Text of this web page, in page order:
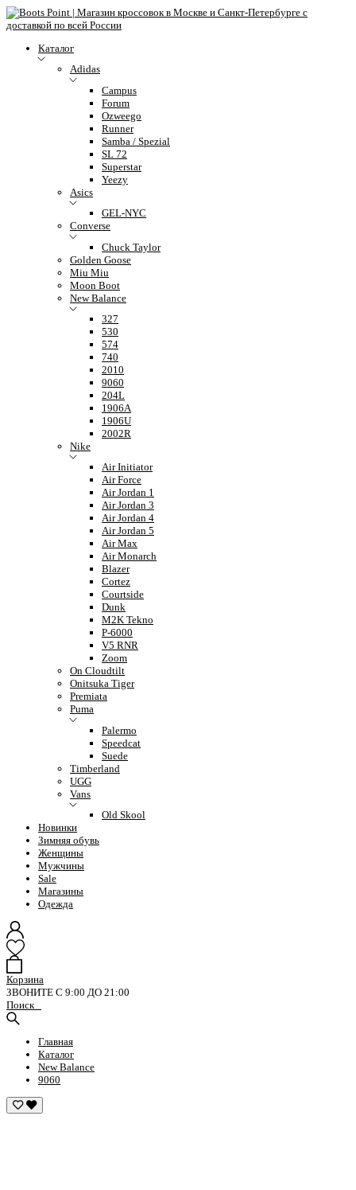
Каталог
Adidas
Campus
Forum
Ozweego
Runner
Samba / Spezial
SL 72
Superstar
Yeezy
Asics
GEL-NYC
Converse
Chuck Taylor
Golden Goose
Miu Miu
Moon Boot
New Balance
327
530
574
740
2010
9060
204L
1906A
1906U
2002R
Nike
Air Initiator
Air Force
Air Jordan 1
Air Jordan 3
Air Jordan 4
Air Jordan 5
Air Max
Air Monarch
Blazer
Cortez
Courtside
Dunk
M2K Tekno
P-6000
V5 RNR
Zoom
On Cloudtilt
Onitsuka Tiger
Premiata
Puma
Palermo
Speedcat
Suede
Timberland
UGG
Vans
Old Skool
Новинки
Зимняя обувь
Женщины
Мужчины
Sale
Магазины
Одежда
Корзина
ЗВОНИТЕ С 9:00 ДО 21:00
Поиск
Главная
Каталог
New Balance
9060